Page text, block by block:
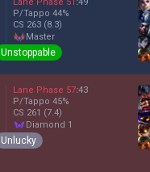
P/Tappo 44%
CS 263 (8.3)
master
Unstoppable
Lane Phase 57:43
P/Tappo 45%
CS 261 (7.4)
diamond 1
Unlucky